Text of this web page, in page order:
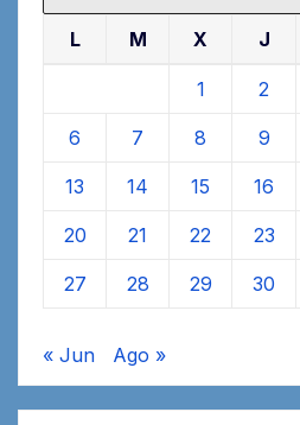
L M X J
1 2
6 7 8 9
13 14 15 16
20 21 22 23
27 28 29 30
« Jun Ago »